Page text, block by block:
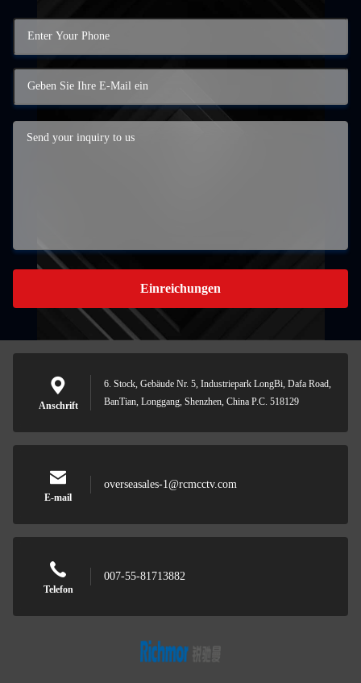
Einreichungen
Anschrift
6. Stock, Gebäude Nr. 5, Industriepark LongBi, Dafa Road,
BanTian, Longgang, Shenzhen, China P.C. 518129
E-mail
overseasales-1@rcmcctv.com
Telefon
007-55-81713882